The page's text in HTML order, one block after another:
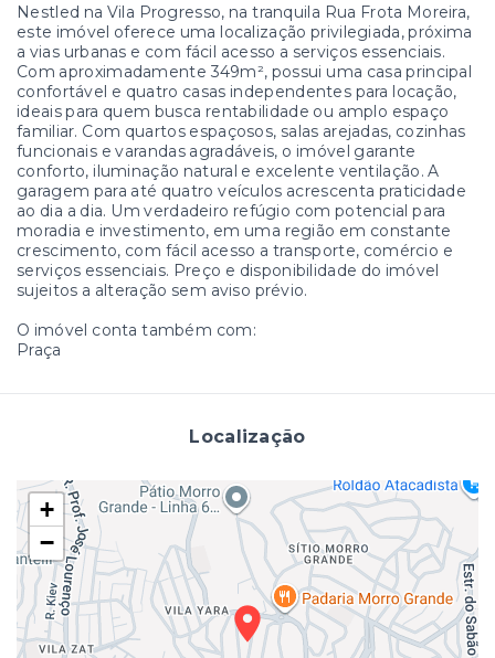
Nestled na Vila Progresso, na tranquila Rua Frota Moreira,
este imóvel oferece uma localização privilegiada, próxima
a vias urbanas e com fácil acesso a serviços essenciais.
Com aproximadamente 349m², possui uma casa principal
confortável e quatro casas independentes para locação,
ideais para quem busca rentabilidade ou amplo espaço
familiar. Com quartos espaçosos, salas arejadas, cozinhas
funcionais e varandas agradáveis, o imóvel garante
conforto, iluminação natural e excelente ventilação. A
garagem para até quatro veículos acrescenta praticidade
ao dia a dia. Um verdadeiro refúgio com potencial para
moradia e investimento, em uma região em constante
crescimento, com fácil acesso a transporte, comércio e
serviços essenciais. Preço e disponibilidade do imóvel
sujeitos a alteração sem aviso prévio.
O imóvel conta também com:
Praça
Localização
+
−